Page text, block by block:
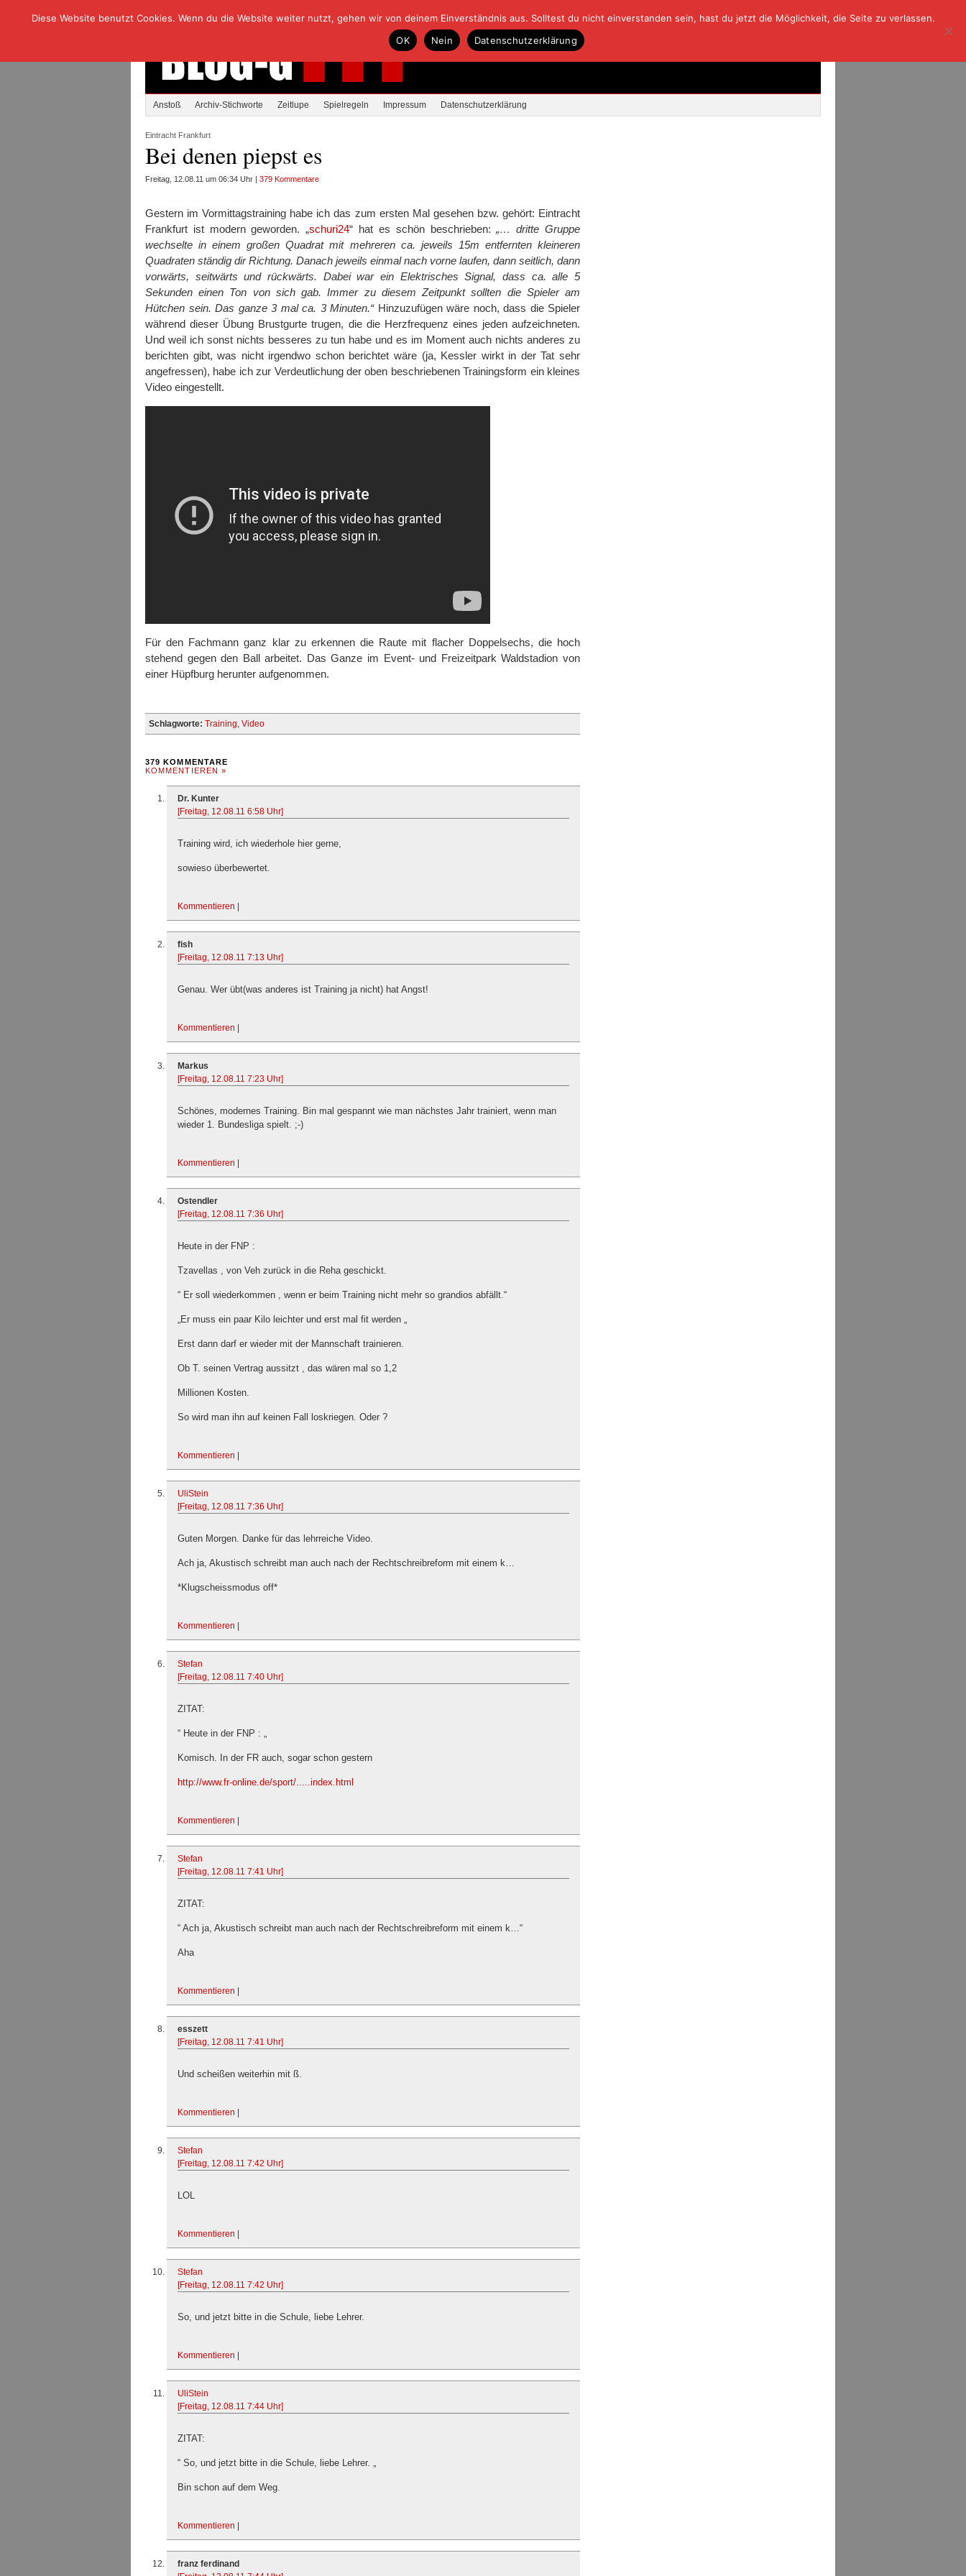
Anstoß Archiv-Stichworte Zeitlupe Spielregeln Impressum Datenschutzerklärung
Eintracht Frankfurt
Bei denen piepst es
Freitag, 12.08.11 um 06:34 Uhr | 379 Kommentare
Gestern im Vormittagstraining habe ich das zum ersten Mal gesehen bzw. gehört: Eintracht
Frankfurt ist modern geworden. „schuri24“ hat es schön beschrieben:„… dritte Gruppe
wechselte in einem großen Quadrat mit mehreren ca. jeweils 15m entfernten kleineren
Quadraten ständig dir Richtung. Danach jeweils einmal nach vorne laufen, dann seitlich, dann
vorwärts, seitwärts und rückwärts. Dabei war ein Elektrisches Signal, dass ca. alle 5
Sekunden einen Ton von sich gab. Immer zu diesem Zeitpunkt sollten die Spieler am
Hütchen sein. Das ganze 3 mal ca. 3 Minuten.“Hinzuzufügen wäre noch, dass die Spieler
während dieser Übung Brustgurte trugen, die die Herzfrequenz eines jeden aufzeichneten.
Und weil ich sonst nichts besseres zu tun habe und es im Moment auch nichts anderes zu
berichten gibt, was nicht irgendwo schon berichtet wäre (ja, Kessler wirkt in der Tat sehr
angefressen), habe ich zur Verdeutlichung der oben beschriebenen Trainingsform ein kleines
Video eingestellt.
Für den Fachmann ganz klar zu erkennen die Raute mit flacher Doppelsechs, die hoch
stehend gegen den Ball arbeitet. Das Ganze im Event- und Freizeitpark Waldstadion von
einer Hüpfburg herunter aufgenommen.
Schlagworte: Training, Video
379 KOMMENTARE
KOMMENTIEREN »
Dr. Kunter
[Freitag, 12.08.11 6:58 Uhr]
Training wird, ich wiederhole hier gerne,
sowieso überbewertet.
Kommentieren
fish
[Freitag, 12.08.11 7:13 Uhr]
Genau. Wer übt(was anderes ist Training ja nicht) hat Angst!
Kommentieren
Markus
[Freitag, 12.08.11 7:23 Uhr]
Schönes, modernes Training. Bin mal gespannt wie man nächstes Jahr trainiert, wenn man
wieder 1. Bundesliga spielt. ;-)
Kommentieren
Ostendler
[Freitag, 12.08.11 7:36 Uhr]
Heute in der FNP :
Tzavellas , von Veh zurück in die Reha geschickt.
“ Er soll wiederkommen , wenn er beim Training nicht mehr so grandios abfällt.“
„Er muss ein paar Kilo leichter und erst mal fit werden „
Erst dann darf er wieder mit der Mannschaft trainieren.
Ob T. seinen Vertrag aussitzt , das wären mal so 1,2
Millionen Kosten.
So wird man ihn auf keinen Fall loskriegen. Oder ?
Kommentieren
UliStein
[Freitag, 12.08.11 7:36 Uhr]
Guten Morgen. Danke für das lehrreiche Video.
Ach ja, Akustisch schreibt man auch nach der Rechtschreibreform mit einem k…
*Klugscheissmodus off*
Kommentieren
Stefan
[Freitag, 12.08.11 7:40 Uhr]
ZITAT:
“ Heute in der FNP : „
Komisch. In der FR auch, sogar schon gestern
http://www.fr-online.de/sport/.....index.html
Kommentieren
Stefan
[Freitag, 12.08.11 7:41 Uhr]
ZITAT:
“ Ach ja, Akustisch schreibt man auch nach der Rechtschreibreform mit einem k…“
Aha
Kommentieren
esszett
[Freitag, 12.08.11 7:41 Uhr]
Und scheißen weiterhin mit ß.
Kommentieren
Stefan
[Freitag, 12.08.11 7:42 Uhr]
LOL
Kommentieren
Stefan
[Freitag, 12.08.11 7:42 Uhr]
So, und jetzt bitte in die Schule, liebe Lehrer.
Kommentieren
UliStein
[Freitag, 12.08.11 7:44 Uhr]
ZITAT:
“ So, und jetzt bitte in die Schule, liebe Lehrer. „
Bin schon auf dem Weg.
Kommentieren
franz ferdinand
Diese Website benutzt Cookies. Wenn du die Website weiter nutzt, gehen wir von deinem Einverständnis aus. Solltest du nicht einverstanden sein, hast du jetzt die Möglichkeit, die Seite zu verlassen.
OK
Nein Datenschutzerklärung